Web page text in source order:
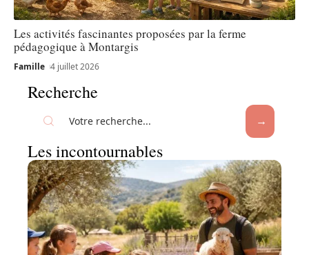
Les activités fascinantes proposées par la ferme
pédagogique à Montargis
Famille 4 juillet 2026
Recherche
Les incontournables